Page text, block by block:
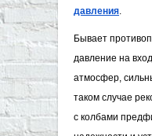
давления
Бывает
давление на
атмосфер,
таком случае
с колбами